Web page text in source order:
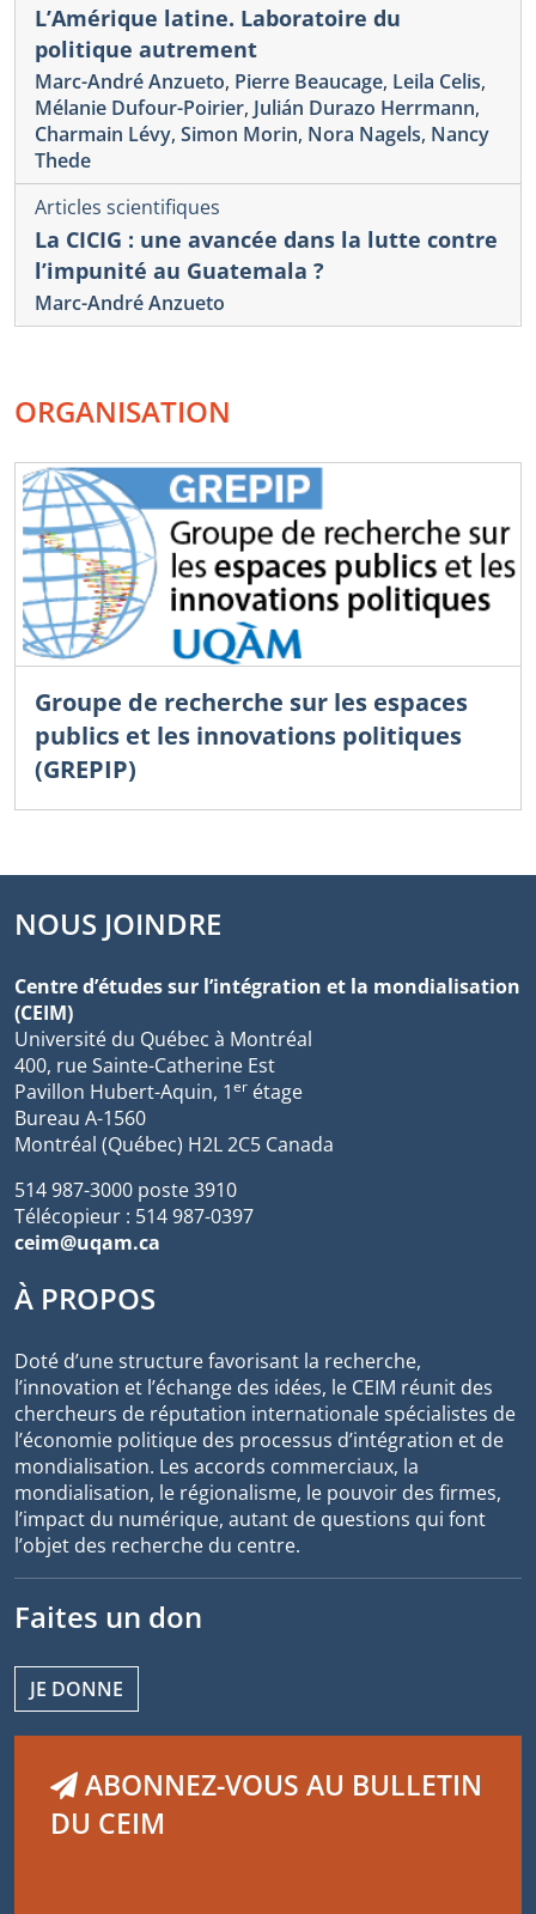
L’Amérique latine. Laboratoire du
politique autrement
Marc-André Anzueto, Pierre Beaucage, Leila Celis,
Mélanie Dufour-Poirier, Julián Durazo Herrmann,
Charmain Lévy, Simon Morin, Nora Nagels, Nancy
Thede
Articles scientifiques
La CICIG : une avancée dans la lutte contre
l’impunité au Guatemala ?
Marc-André Anzueto
ORGANISATION
Groupe de recherche sur les espaces
publics et les innovations politiques
(GREPIP)
NOUS JOINDRE
Centre d’études sur l’intégration et la mondialisation
(CEIM)
Université du Québec à Montréal
400, rue Sainte-Catherine Est
Pavillon Hubert-Aquin, 1er étage
Bureau A-1560
Montréal (Québec) H2L 2C5 Canada
514 987-3000 poste 3910
Télécopieur : 514 987-0397
ceim@uqam.ca
À PROPOS
Doté d’une structure favorisant la recherche,
l’innovation et l’échange des idées, le CEIM réunit des
chercheurs de réputation internationale spécialistes de
l’économie politique des processus d’intégration et de
mondialisation. Les accords commerciaux, la
mondialisation, le régionalisme, le pouvoir des firmes,
l’impact du numérique, autant de questions qui font
l’objet des recherche du centre.
Faites un don
JE DONNE
ABONNEZ-VOUS AU BULLETIN
DU CEIM